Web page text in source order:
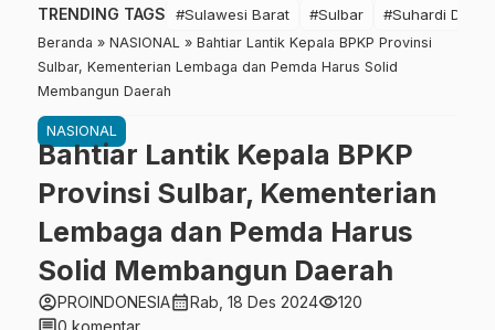
TRENDING TAGS #Sulawesi Barat #Sulbar #Suhardi Duka
Beranda » NASIONAL » Bahtiar Lantik Kepala BPKP Provinsi
Sulbar, Kementerian Lembaga dan Pemda Harus Solid
Membangun Daerah
NASIONAL
Bahtiar Lantik Kepala BPKP
Provinsi Sulbar, Kementerian
Lembaga dan Pemda Harus
Solid Membangun Daerah
account_circlePROINDONESIAcalendar_monthRab, 18 Des 2024visibility120
0 komentar